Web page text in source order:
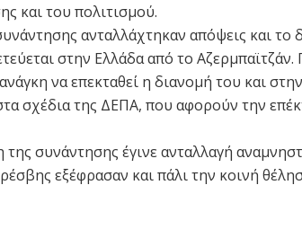
και του πολιτισμού.
ανταλλάχτηκαν απόψεις και το
στην Ελλάδα από το Αζερμπαϊτζάν.
να επεκταθεί η διανομή του και
σχέδια της ΔΕΠΑ, που αφορούν την
συνάντησης έγινε ανταλλαγή
εξέφρασαν και πάλι την κοινή